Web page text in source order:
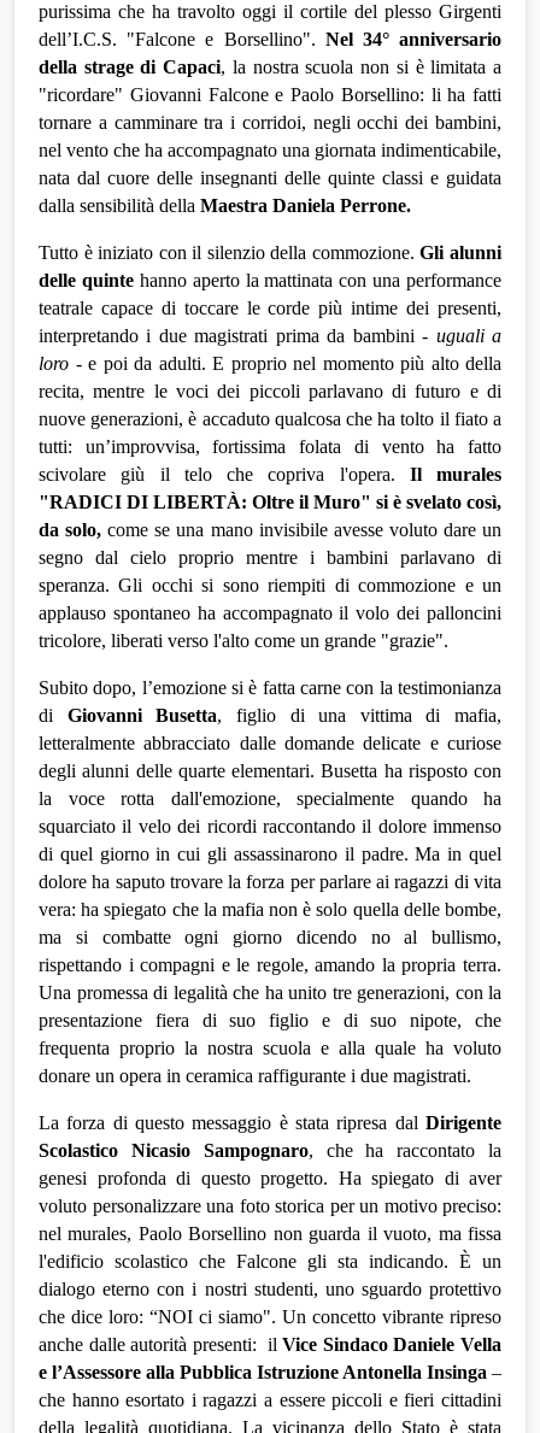
purissima che ha travolto oggi il cortile del plesso Girgenti
dell’I.C.S. "Falcone e Borsellino". Nel 34° anniversario
della strage di Capaci, la nostra scuola non si è limitata a
"ricordare" Giovanni Falcone e Paolo Borsellino: li ha fatti
tornare a camminare tra i corridoi, negli occhi dei bambini,
nel vento che ha accompagnato una giornata indimenticabile,
nata dal cuore delle insegnanti delle quinte classi e guidata
dalla sensibilità della Maestra Daniela Perrone.
Tutto è iniziato con il silenzio della commozione. Gli alunni
delle quinte hanno aperto la mattinata con una performance
teatrale capace di toccare le corde più intime dei presenti,
interpretando i due magistrati prima da bambini - uguali a
loro - e poi da adulti. E proprio nel momento più alto della
recita, mentre le voci dei piccoli parlavano di futuro e di
nuove generazioni, è accaduto qualcosa che ha tolto il fiato a
tutti: un’improvvisa, fortissima folata di vento ha fatto
scivolare giù il telo che copriva l'opera. Il murales
"RADICI DI LIBERTÀ: Oltre il Muro" si è svelato così,
da solo, come se una mano invisibile avesse voluto dare un
segno dal cielo proprio mentre i bambini parlavano di
speranza. Gli occhi si sono riempiti di commozione e un
applauso spontaneo ha accompagnato il volo dei palloncini
tricolore, liberati verso l'alto come un grande "grazie".
Subito dopo, l’emozione si è fatta carne con la testimonianza
di Giovanni Busetta, figlio di una vittima di mafia,
letteralmente abbracciato dalle domande delicate e curiose
degli alunni delle quarte elementari. Busetta ha risposto con
la voce rotta dall'emozione, specialmente quando ha
squarciato il velo dei ricordi raccontando il dolore immenso
di quel giorno in cui gli assassinarono il padre. Ma in quel
dolore ha saputo trovare la forza per parlare ai ragazzi di vita
vera: ha spiegato che la mafia non è solo quella delle bombe,
ma si combatte ogni giorno dicendo no al bullismo,
rispettando i compagni e le regole, amando la propria terra.
Una promessa di legalità che ha unito tre generazioni, con la
presentazione fiera di suo figlio e di suo nipote, che
frequenta proprio la nostra scuola e alla quale ha voluto
donare un opera in ceramica raffigurante i due magistrati.
La forza di questo messaggio è stata ripresa dal Dirigente
Scolastico Nicasio Sampognaro, che ha raccontato la
genesi profonda di questo progetto. Ha spiegato di aver
voluto personalizzare una foto storica per un motivo preciso:
nel murales, Paolo Borsellino non guarda il vuoto, ma fissa
l'edificio scolastico che Falcone gli sta indicando. È un
dialogo eterno con i nostri studenti, uno sguardo protettivo
che dice loro: “NOI ci siamo". Un concetto vibrante ripreso
anche dalle autorità presenti:  il Vice Sindaco Daniele Vella
e l’Assessore alla Pubblica Istruzione Antonella Insinga –
che hanno esortato i ragazzi a essere piccoli e fieri cittadini
della legalità quotidiana. La vicinanza dello Stato è stata